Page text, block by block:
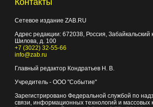
Сетевое издание ZAB.RU
Адрес редакции: 672038 , Россия, Забайкальский
Шилова, д. 100
+7 (3022) 32-55-66
info@zab.ru
Главный редактор Кондратьев Н. В.
Учредитель - ООО "Событие"
Зарегистрировано Федеральной службой по
связи, информационных технологий и массовых